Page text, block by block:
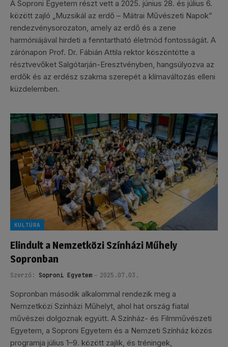
A Soproni Egyetem részt vett a 2025. június 28. és július 6.
között zajló „Muzsikál az erdő – Mátrai Művészeti Napok”
rendezvénysorozaton, amely az erdő és a zene
harmóniájával hirdeti a fenntartható életmód fontosságát. A
zárónapon Prof. Dr. Fábián Attila rektor köszöntötte a
résztvevőket Salgótarján-Eresztvényben, hangsúlyozva az
erdők és az erdész szakma szerepét a klímaváltozás elleni
küzdelemben.
KULTÚRA
Elindult a Nemzetközi Színházi Műhely
Sopronban
Szerző: Soproni Egyetem 2025.07.03.
Sopronban második alkalommal rendezik meg a
Nemzetközi Színházi Műhelyt, ahol hat ország fiatal
művészei dolgoznak együtt. A Színház- és Filmművészeti
Egyetem, a Soproni Egyetem és a Nemzeti Színház közös
programja július 1–9. között zajlik, és tréningek,